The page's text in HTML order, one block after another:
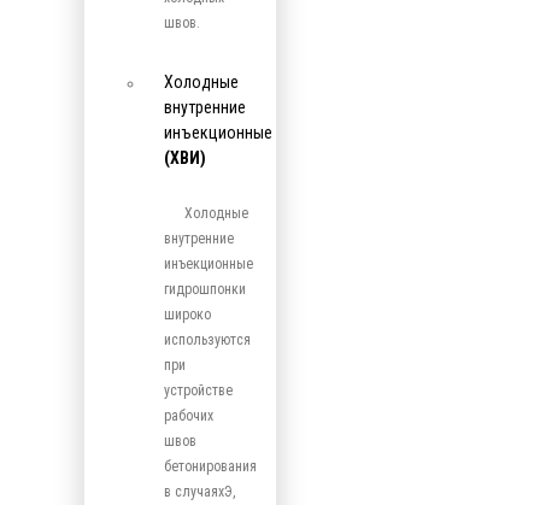
швов.
Холодные
внутренние
инъекционные
(ХВИ)
Холодные
внутренние
инъекционные
гидрошпонки
широко
используются
при
устройстве
рабочих
швов
бетонирования
в случаяхЭ,